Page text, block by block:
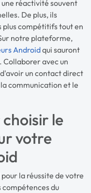
réactivité souvent
De plus, ils
compétitifs tout en
notre plateforme,
Androidqui sauront
Collaborer avec un
un contact direct
communication et le
le
votre
la réussite de votre
du